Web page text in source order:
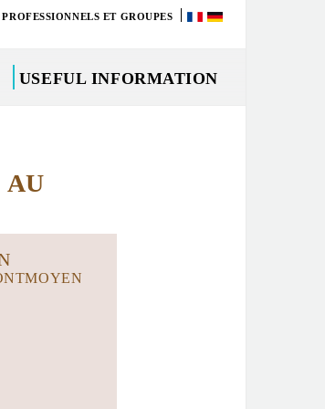
PROFESSIONNELS ET GROUPES
USEFUL INFORMATION
AU